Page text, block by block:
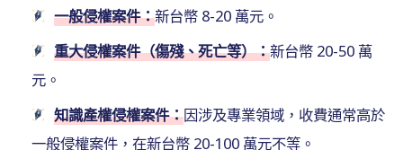
一般侵權案件：新台幣 8-20 萬元。
重大侵權案件（傷殘、死亡等）：新台幣 20-50 萬
元。
知識產權侵權案件：因涉及專業領域，收費通常高於
一般侵權案件，在新台幣 20-100 萬元不等。